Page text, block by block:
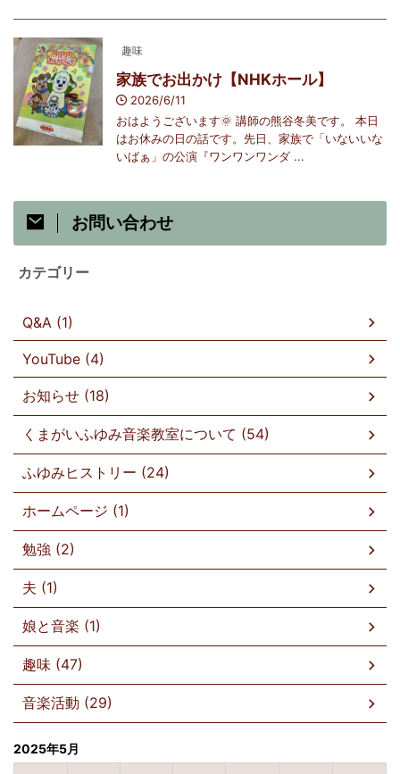
趣味
家族でお出かけ【NHKホール】
2026/6/11
おはようございます🌞 講師の熊谷冬美です。 本日
はお休みの日の話です。先日、家族で「いないいな
いばぁ」の公演『ワンワンワンダ ...
お問い合わせ
カテゴリー
Q&A (1)
YouTube (4)
お知らせ (18)
くまがいふゆみ音楽教室について (54)
ふゆみヒストリー (24)
ホームページ (1)
勉強 (2)
夫 (1)
娘と音楽 (1)
趣味 (47)
音楽活動 (29)
2025年5月